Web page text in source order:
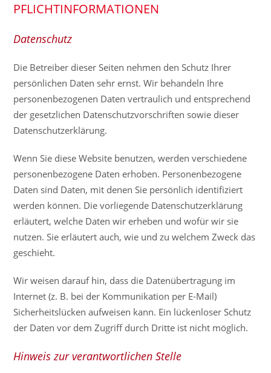
PFLICHTINFORMATIONEN
Datenschutz
Die Betreiber dieser Seiten nehmen den Schutz Ihrer
persönlichen Daten sehr ernst. Wir behandeln Ihre
personenbezogenen Daten vertraulich und entsprechend
der gesetzlichen Datenschutzvorschriften sowie dieser
Datenschutzerklärung.
Wenn Sie diese Website benutzen, werden verschiedene
personenbezogene Daten erhoben. Personenbezogene
Daten sind Daten, mit denen Sie persönlich identifiziert
werden können. Die vorliegende Datenschutzerklärung
erläutert, welche Daten wir erheben und wofür wir sie
nutzen. Sie erläutert auch, wie und zu welchem Zweck das
geschieht.
Wir weisen darauf hin, dass die Datenübertragung im
Internet (z. B. bei der Kommunikation per E-Mail)
Sicherheitslücken aufweisen kann. Ein lückenloser Schutz
der Daten vor dem Zugriff durch Dritte ist nicht möglich.
Hinweis zur verantwortlichen Stelle